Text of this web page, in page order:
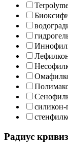
силикон-
Радиус